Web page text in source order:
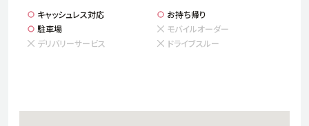
キャッシュレス対応
お持ち帰り
駐車場
モバイルオーダー
デリバリーサービス
ドライブスルー